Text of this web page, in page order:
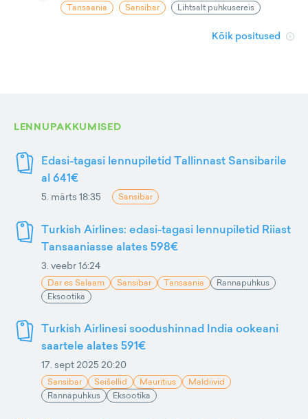
Tansaania Sansibar Lihtsalt puhkusereis
Kõik positused
LENNUPAKKUMISED
Edasi-tagasi lennupiletid Tallinnast Sansibarile
al 641€
5. märts 18:35 Sansibar
Turkish Airlines: edasi-tagasi lennupiletid Riiast
Tansaaniasse alates 598€
3. veebr 16:24
Dar es Salaam Sansibar Tansaania
Rannapuhkus
Eksootika
Turkish Airlinesi soodushinnad India ookeani
saartele alates 591€
17. sept 2025 20:20
Sansibar Seišellid Mauritius
Maldiivid
Rannapuhkus
Eksootika